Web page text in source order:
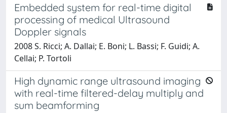
Embedded system for real-time digital
processing of medical Ultrasound
Doppler signals
2008 S. Ricci; A. Dallai; E. Boni; L. Bassi; F. Guidi; A.
Cellai; P. Tortoli
High dynamic range ultrasound imaging
with real-time filtered-delay multiply and
sum beamforming